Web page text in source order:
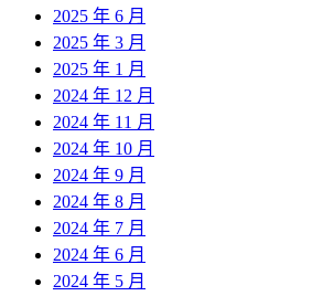
2025 年 6 月
2025 年 3 月
2025 年 1 月
2024 年 12 月
2024 年 11 月
2024 年 10 月
2024 年 9 月
2024 年 8 月
2024 年 7 月
2024 年 6 月
2024 年 5 月